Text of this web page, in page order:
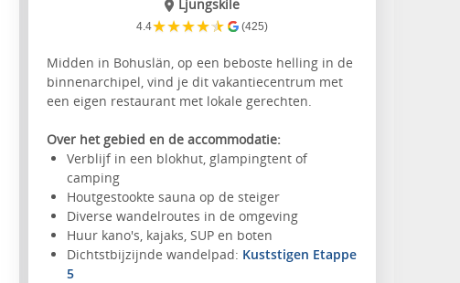
Ljungskile
4.4★★★★★ (425)
Midden in Bohuslän, op een beboste helling in de
binnenarchipel, vind je dit vakantiecentrum met
een eigen restaurant met lokale gerechten.
Over het gebied en de accommodatie:
Verblijf in een blokhut, glampingtent of
camping
Houtgestookte sauna op de steiger
Diverse wandelroutes in de omgeving
Huur kano's, kajaks, SUP en boten
Dichtstbijzijnde wandelpad: Kuststigen Etappe
5